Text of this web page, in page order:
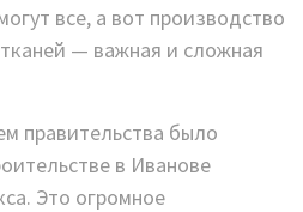
все, а вот производство
— важная и сложная
правительства было
в Иванове
Это огромное